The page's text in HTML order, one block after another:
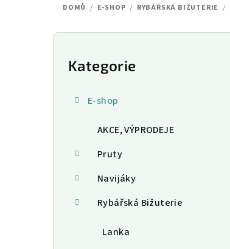
DOMŮ / E-SHOP / RYBÁŘSKÁ BIŽUTERIE /
P
Přeskočit
kategorie
Kategorie
E-shop
AKCE, VÝPRODEJE
Pruty
Navijáky
Rybářská Bižuterie
Lanka